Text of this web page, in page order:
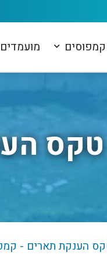
קמפוסים מועמדים
טקס
הענקת תארים -